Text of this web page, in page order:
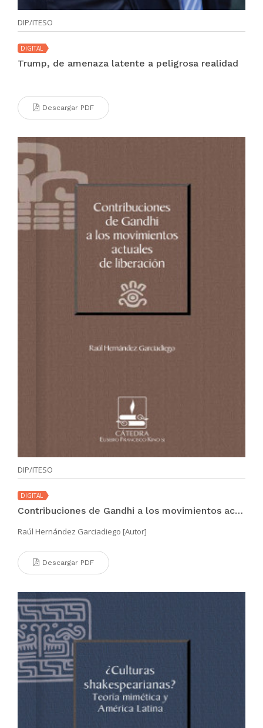
DIP/ITESO
DIGITAL
Trump, de amenaza latente a peligrosa realidad
Descargar PDF
DIP/ITESO
DIGITAL
Contribuciones de Gandhi a los movimientos actuales de liberación
Raúl Hernández Garciadiego [Autor]
Descargar PDF